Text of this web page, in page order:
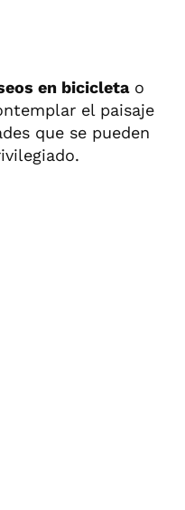
en bicicletao
el paisaje
que se pueden